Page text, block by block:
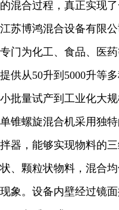
的混合过程，真正实现
江苏博鸿混合设备有限
专门为化工、食品、医
提供从50升到5000升等
小批量试产到工业化大规
单锥螺旋混合机采用独
拌器，能够实现物料的
状、颗粒状物料，混合
现象。设备内壁经过镜